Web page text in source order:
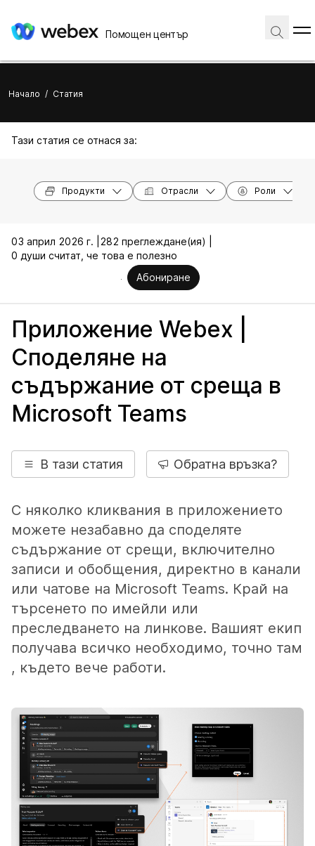
Помощен център
Начало / Статия
Тази статия се отнася за:
Продукти Отрасли Роли
03 април 2026 г. |
282 преглеждане(ия) |
0 души считат, че това е полезно
Абониране
Приложение Webex |
Споделяне на
съдържание от среща в
Microsoft Teams
В тази статия Обратна връзка?
С няколко кликвания в приложението
можете незабавно да споделяте
съдържание от срещи, включително
записи и обобщения, директно в канали
или чатове на Microsoft Teams. Край на
търсенето по имейли или
преследването на линкове. Вашият екип
получава всичко необходимо, точно там
, където вече работи.